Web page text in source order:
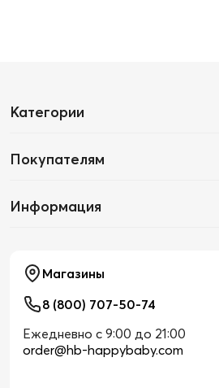
Категории
Покупателям
Информация
Магазины
8 (800) 707-50-74
Ежедневно с 9:00 до 21:00
order@hb-happybaby.com